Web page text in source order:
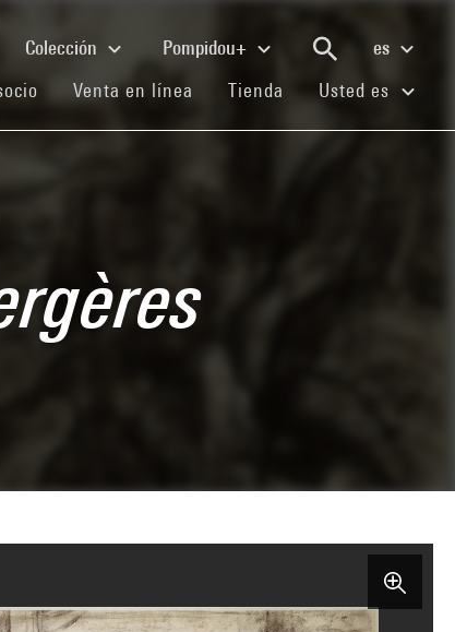
Colección Pompidou+
es
(current)
Venta en línea (current)
Tienda (current)
Usted es